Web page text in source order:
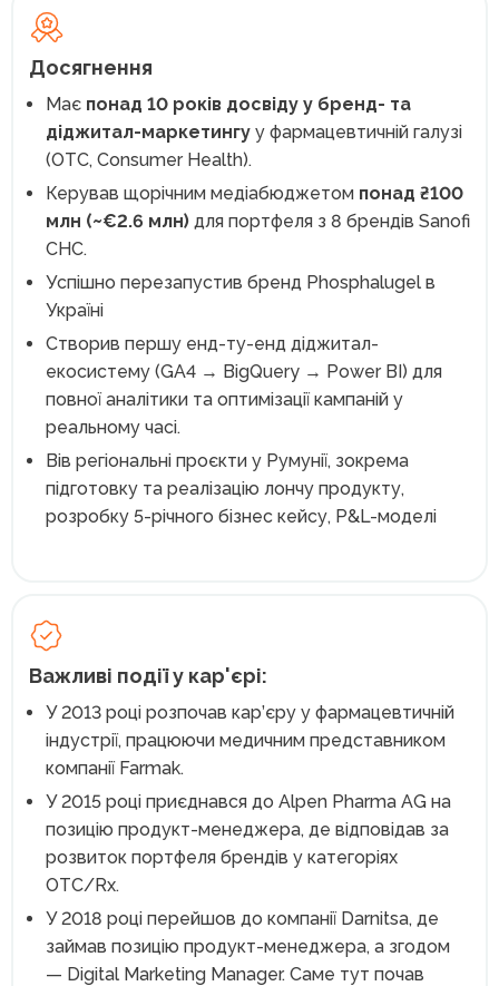
Досягнення
Має понад 10 років досвіду у бренд- та
діджитал-маркетингу у фармацевтичній галузі
(OTC, Consumer Health).
Керував щорічним медіабюджетом понад ₴100
млн (~€2.6 млн) для портфеля з 8 брендів Sanofi
CHC.
Успішно перезапустив бренд Phosphalugel в
Україні
Створив першу енд-ту-енд діджитал-
екосистему (GA4 → BigQuery → Power BI) для
повної аналітики та оптимізації кампаній у
реальному часі.
Вів регіональні проєкти у Румунії, зокрема
підготовку та реалізацію лончу продукту,
розробку 5-річного бізнес кейсу, P&L-моделі
Важливі події у кар'єрі:
У 2013 році розпочав кар’єру у фармацевтичній
індустрії, працюючи медичним представником
компанії Farmak.
У 2015 році приєднався до Alpen Pharma AG на
позицію продукт-менеджера, де відповідав за
розвиток портфеля брендів у категоріях
OTC/Rx.
У 2018 році перейшов до компанії Darnitsa, де
займав позицію продукт-менеджера, а згодом
— Digital Marketing Manager. Саме тут почав